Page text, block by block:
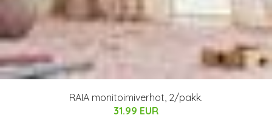
RAIA monitoimiverhot, 2/pakk.
31.99 EUR